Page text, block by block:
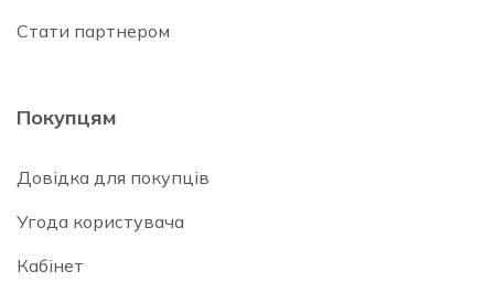
Стати партнером
Покупцям
Довідка для покупців
Угода користувача
Кабінет